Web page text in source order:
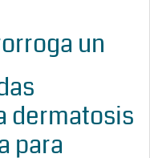
un
dermatosis
para